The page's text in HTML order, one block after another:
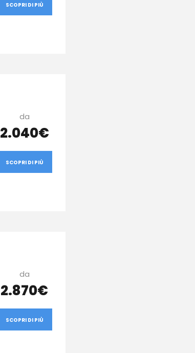
SCOPRI DI PIÙ
da
2.040€
SCOPRI DI PIÙ
da
2.870€
SCOPRI DI PIÙ